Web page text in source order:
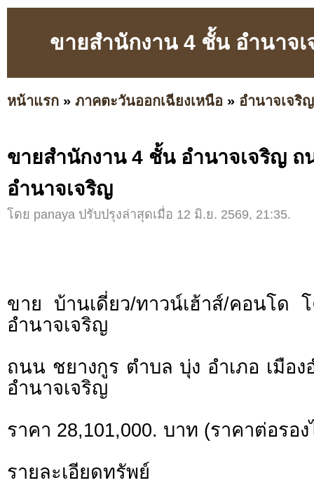
ขายสำนักงาน 4 ชั้น อำนาจ
หน้าแรก » ภาคตะวันออกเฉียงเหนือ » อำนาจเจริญ
ขายสำนักงาน 4 ชั้น อำนาจเจริญ ถ
อำนาจเจริญ
โดย panaya ปรับปรุงล่าสุดเมื่อ 12 มิ.ย. 2569, 21:35.
ขาย บ้านเดี่ยว/ทาวน์เฮ้าส์/คอนโด
อำนาจเจริญ
ถนน ชยางกูร ตำบล บุ่ง อำเภอ เมือง
อำนาจเจริญ
ราคา 28,101,000. บาท (ราคาต่อรอง
รายละเอียดทรัพย์